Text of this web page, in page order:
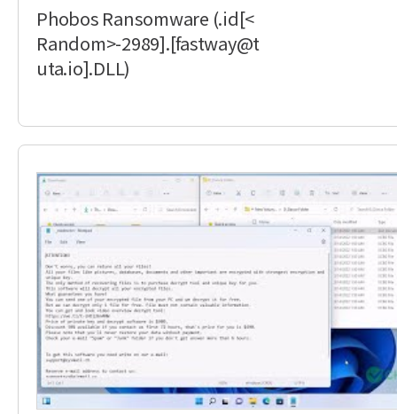
Phobos Ransomware (.id[<
Random>-2989].[fastway@t
uta.io].DLL)